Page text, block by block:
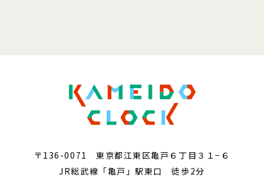
〒136-0071 東京都江東区亀戸６丁目３１−６
JR総武線「亀戸」駅東口 徒歩2分